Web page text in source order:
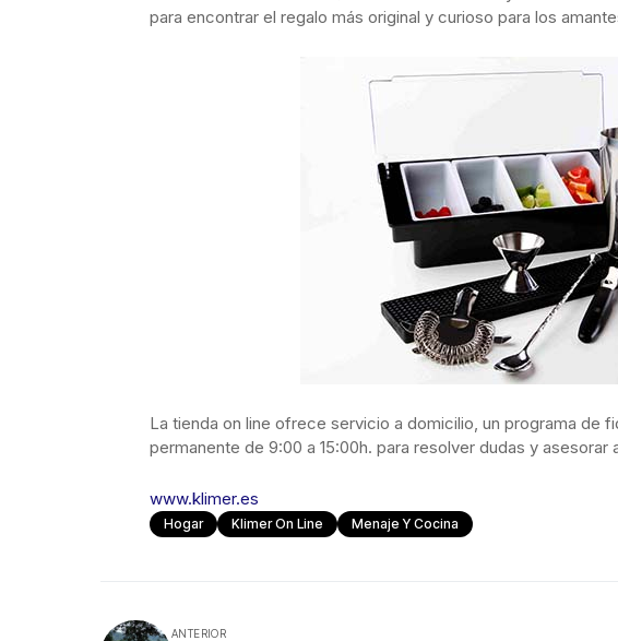
para encontrar el regalo más original y curioso para los
La tienda on line ofrece servicio a domicilio, un programa de
permanente de 9:00 a 15:00h. para resolver dudas y asesorar
www.klimer.es
Hogar Klimer On Line Menaje Y Cocina
ANTERIOR